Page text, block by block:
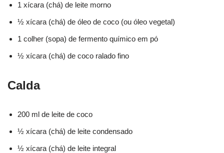
1 xícara (chá) de leite morno
½ xícara (chá) de óleo de coco (ou óleo vegetal)
1 colher (sopa) de fermento químico em pó
½ xícara (chá) de coco ralado fino
Calda
200 ml de leite de coco
½ xícara (chá) de leite condensado
½ xícara (chá) de leite integral